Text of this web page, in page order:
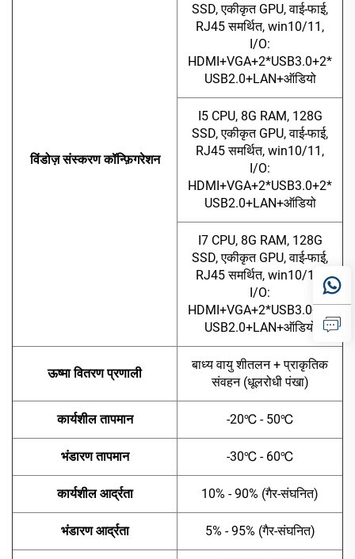
विंडोज़ संस्करण कॉन्फ़िगरेशन
SSD, एकीकृत GPU, वाई-फाई,
RJ45 समर्थित, win10/11,
I/O:
HDMI+VGA+2*USB3.0+2*
USB2.0+LAN+ऑडियो
I5 CPU, 8G RAM, 128G
SSD, एकीकृत GPU, वाई-फाई,
RJ45 समर्थित, win10/11,
I/O:
HDMI+VGA+2*USB3.0+2*
USB2.0+LAN+ऑडियो
I7 CPU, 8G RAM, 128G
SSD, एकीकृत GPU, वाई-फाई,
RJ45 समर्थित, win10/11,
I/O:
HDMI+VGA+2*USB3.0+2*
USB2.0+LAN+ऑडियो
ऊष्मा वितरण प्रणाली
बाध्य वायु शीतलन + प्राकृतिक
संवहन (धूलरोधी पंखा)
कार्यशील तापमान -20℃ - 50℃
भंडारण तापमान -30℃ - 60℃
कार्यशील आर्द्रता 10% - 90% (गैर-संघनित)
भंडारण आर्द्रता 5% - 95% (गैर-संघनित)